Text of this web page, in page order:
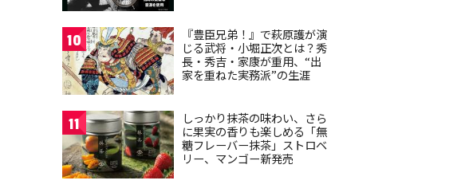
10
『豊臣兄弟！』で萩原護が演
じる武将・小堀正次とは？秀
長・秀吉・家康が重用、“出
家を重ねた実務派”の生涯
11
しっかり抹茶の味わい、さら
に果実の香りも楽しめる「無
糖フレーバー抹茶」ストロベ
リー、マンゴー新発売